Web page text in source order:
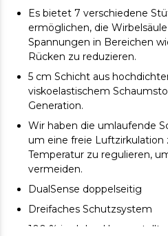
Es bietet 7 verschiedene
ermöglichen, die
Spannungen in Bereichen
Rücken zu reduzieren.
5 cm Schicht aus
viskoelastischem
Generation.
Wir haben die umlaufende
um eine freie Luftzirkulation
Temperatur zu regulieren,
vermeiden.
DualSense doppelseitig
Dreifaches Schutzsystem
100 % im Inland hergestellt